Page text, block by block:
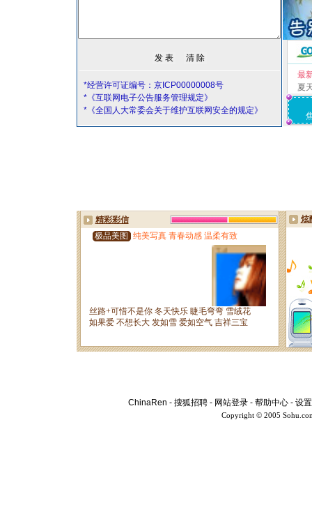
*经营许可证编号：京ICP00000008号
*《互联网电子公告服务管理规定》
*《全国人大常委会关于维护互联网安全的规定》
最
夏
ChinaRen - 搜狐招聘 - 网站登录 - 帮助中心 - 设
Copyright © 2005